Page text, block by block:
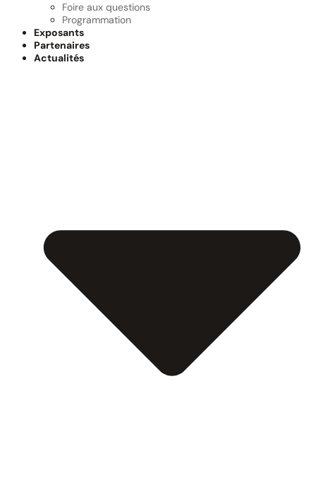
Foire aux questions
Programmation
Exposants
Partenaires
Actualités